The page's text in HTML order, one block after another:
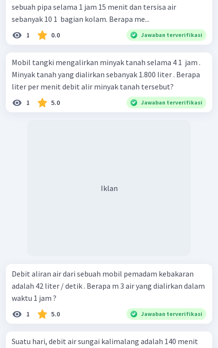
sebuah pipa selama 1 jam 15 menit dan tersisa air
sebanyak 10 1 ​ bagian kolam. Berapa me...
1 0.0 Jawaban terverifikasi
Mobil tangki mengalirkan minyak tanah selama 4 1 ​ jam .
Minyak tanah yang dialirkan sebanyak 1.800 liter . Berapa
liter per menit debit alir minyak tanah tersebut?
1 5.0 Jawaban terverifikasi
Iklan
Debit aliran air dari sebuah mobil pemadam kebakaran
adalah 42 liter / detik . Berapa m 3 air yang dialirkan dalam
waktu 1 jam ?
1 5.0 Jawaban terverifikasi
Suatu hari, debit air sungai kalimalang adalah 140 menit